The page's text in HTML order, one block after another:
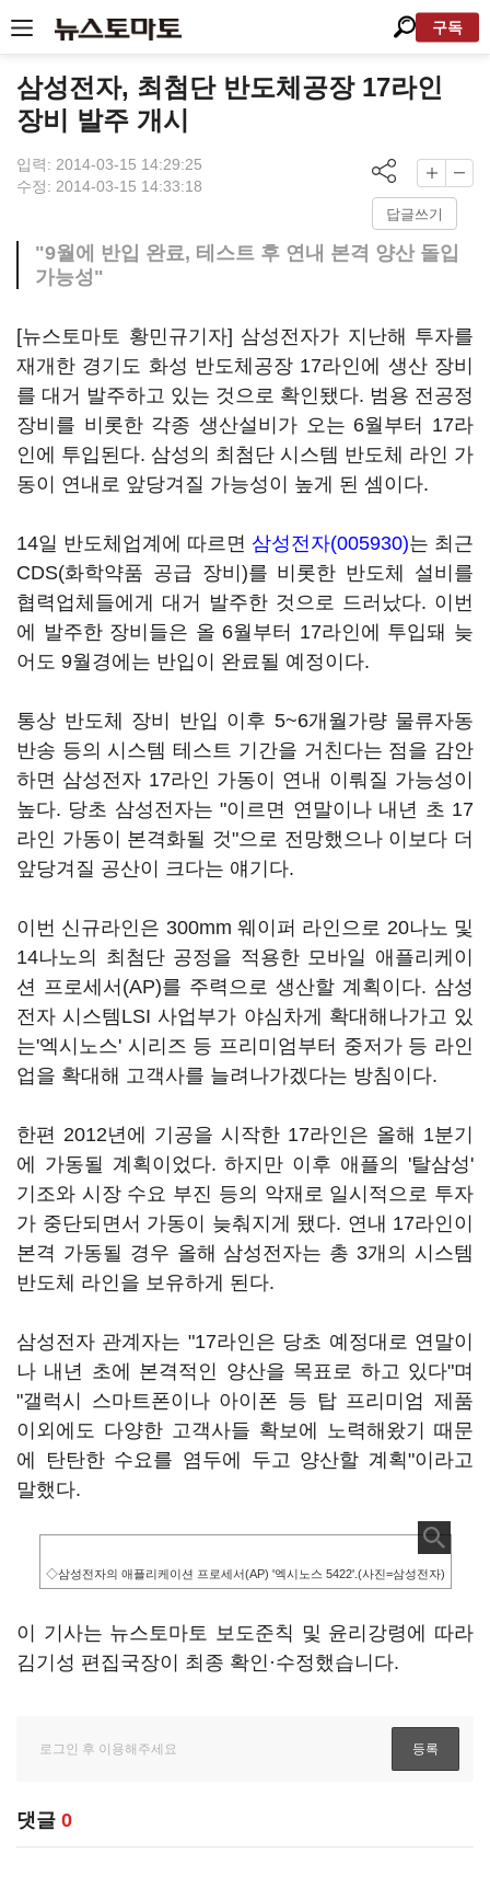
구독
삼성전자, 최첨단 반도체공장 17라인
장비 발주 개시
입력: 2014-03-15 14:29:25
수정: 2014-03-15 14:33:18
답글쓰기
"9월에 반입 완료, 테스트 후 연내 본격 양산 돌입
가능성"
[뉴스토마토 황민규기자] 삼성전자가 지난해 투자를
재개한 경기도 화성 반도체공장 17라인에 생산 장비
를 대거 발주하고 있는 것으로 확인됐다. 범용 전공정
장비를 비롯한 각종 생산설비가 오는 6월부터 17라
인에 투입된다. 삼성의 최첨단 시스템 반도체 라인 가
동이 연내로 앞당겨질 가능성이 높게 된 셈이다.
14일 반도체업계에 따르면 삼성전자(005930)는 최근
CDS(화학약품 공급 장비)를 비롯한 반도체 설비를
협력업체들에게 대거 발주한 것으로 드러났다. 이번
에 발주한 장비들은 올 6월부터 17라인에 투입돼 늦
어도 9월경에는 반입이 완료될 예정이다.
통상 반도체 장비 반입 이후 5~6개월가량 물류자동
반송 등의 시스템 테스트 기간을 거친다는 점을 감안
하면 삼성전자 17라인 가동이 연내 이뤄질 가능성이
높다. 당초 삼성전자는 "이르면 연말이나 내년 초 17
라인 가동이 본격화될 것"으로 전망했으나 이보다 더
앞당겨질 공산이 크다는 얘기다.
이번 신규라인은 300mm 웨이퍼 라인으로 20나노 및
14나노의 최첨단 공정을 적용한 모바일 애플리케이
션 프로세서(AP)를 주력으로 생산할 계획이다. 삼성
전자 시스템LSI 사업부가 야심차게 확대해나가고 있
는'엑시노스' 시리즈 등 프리미엄부터 중저가 등 라인
업을 확대해 고객사를 늘려나가겠다는 방침이다.
한편 2012년에 기공을 시작한 17라인은 올해 1분기
에 가동될 계획이었다. 하지만 이후 애플의 '탈삼성'
기조와 시장 수요 부진 등의 악재로 일시적으로 투자
가 중단되면서 가동이 늦춰지게 됐다. 연내 17라인이
본격 가동될 경우 올해 삼성전자는 총 3개의 시스템
반도체 라인을 보유하게 된다.
삼성전자 관계자는 "17라인은 당초 예정대로 연말이
나 내년 초에 본격적인 양산을 목표로 하고 있다"며
"갤럭시 스마트폰이나 아이폰 등 탑 프리미엄 제품
이외에도 다양한 고객사들 확보에 노력해왔기 때문
에 탄탄한 수요를 염두에 두고 양산할 계획"이라고
말했다.
◇삼성전자의 애플리케이션 프로세서(AP) '엑시노스 5422'.(사진=삼성전자)
이 기사는 뉴스토마토 보도준칙 및 윤리강령에 따라
김기성 편집국장이 최종 확인·수정했습니다.
댓글 0